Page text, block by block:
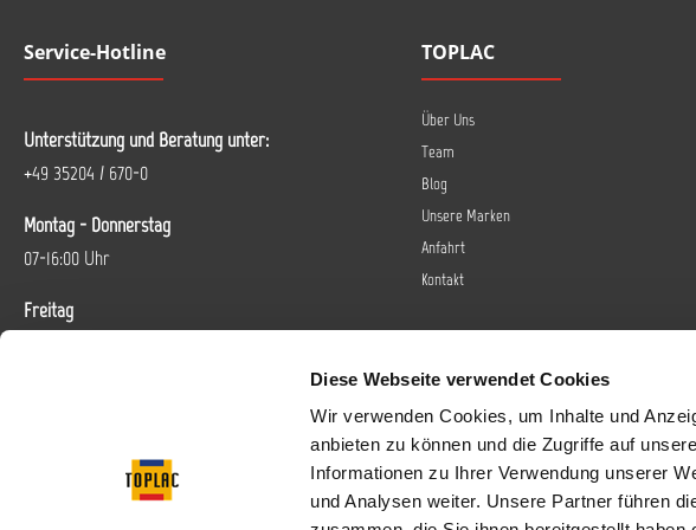
Diese Webseite verwendet Cookies
Wir verwenden Cookies, um Inhalte und
anbieten zu können und die Zugriffe auf
Informationen zu Ihrer Verwendung unserer
und Analysen weiter. Unsere Partner führen
Service-Hotline
Unterstützung und Beratung unter:
+49 35204 / 670-0
Montag - Donnerstag
07-16:00 Uhr
Freitag
Vertrag widerrufen
TOPLAC
Über Uns
Team
Blog
Unsere Marken
Anfahrt
Kontakt